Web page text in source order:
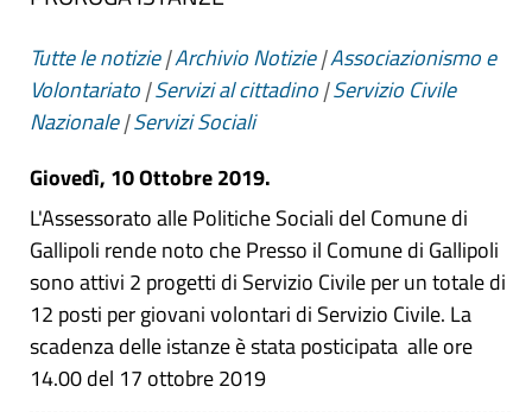
Tutte le notizie|Archivio Notizie|Associazionismo e
Volontariato|Servizi al cittadino|Servizio Civile
Nazionale|Servizi Sociali
Giovedì, 10 Ottobre 2019.
L'Assessorato alle Politiche Sociali del Comune di
Gallipoli rende noto che Presso il Comune di Gallipoli
sono attivi 2 progetti di Servizio Civile per un totale di
12 posti per giovani volontari di Servizio Civile. La
scadenza delle istanze è stata posticipata alle ore
14.00 del 17 ottobre 2019